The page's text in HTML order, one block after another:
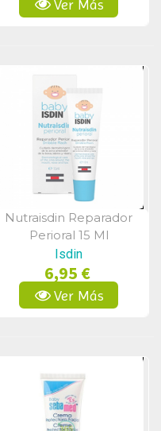
Ver Más
Vista Rápida
Nutraisdin Reparador
Perioral 15 Ml
Isdin
6,95 €
Ver Más